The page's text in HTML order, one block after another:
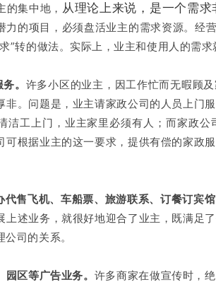
的集中地， 从理论上来说，是一个需
力的项目，必须盘活业主的需求资源。经
”转的做法。实际上，业主和使用人的需求
。 许多小区的业主，因工作忙而无暇顾
非。问题是，业主请家政公司的人员上门
洁工上门，业主家里必须有人；而家政
可根据业主的这一要求，提供有偿的家政
代售飞机、车船票、旅游联系、订餐订宾馆
上述业务，就很好地迎合了业主，既满足
司的关系。
区等广告业务。 许多商家在做宣传时，